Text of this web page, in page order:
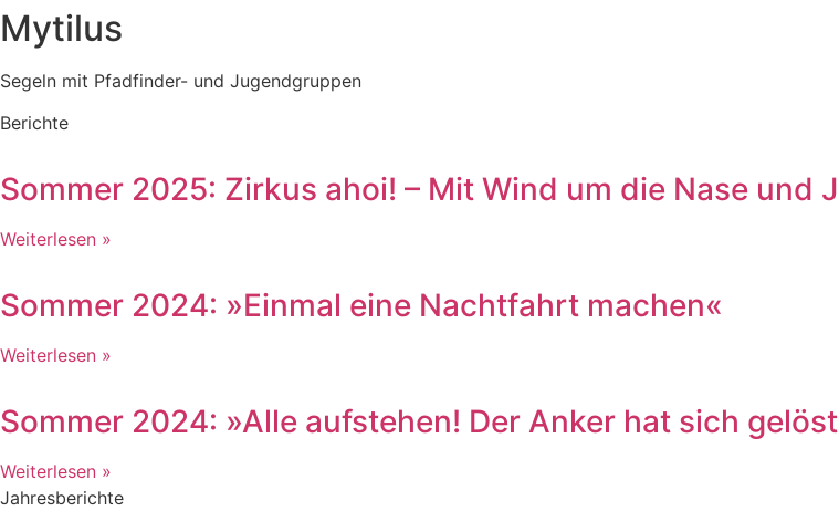
Mytilus
Segeln mit Pfadfinder- und Jugendgruppen
Berichte
Sommer 2025: Zirkus ahoi! – Mit Wind um die Nase und
Weiterlesen »
Sommer 2024: »Einmal eine Nachtfahrt machen«
Weiterlesen »
Sommer 2024: »Alle aufstehen! Der Anker hat sich
Weiterlesen »
Jahresberichte